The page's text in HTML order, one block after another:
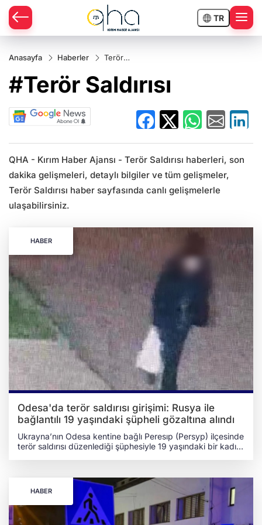
TR
Anasayfa Haberler
Terör
#Terör Saldırısı
QHA - Kırım Haber Ajansı - Terör Saldırısı haberleri, son
dakika gelişmeleri, detaylı bilgiler ve tüm gelişmeler,
Terör Saldırısı haber sayfasında canlı gelişmelerle
ulaşabilirsiniz.
HABER
Odesa'da terör saldırısı girişimi: Rusya ile
bağlantılı 19 yaşındaki şüpheli gözaltına alındı
Ukrayna’nın Odesa kentine bağlı Peresıp (Persyp) ilçesinde
terör saldırısı düzenlediği şüphesiyle 19 yaşındaki bir kadın
Bölgesi Polis Teşkilatı ve Odesa Bölge Savcılığı tarafından 1
Nisan 2026 tarihinde yapıldı. RUSYA'NIN TOPLUM İÇİNDE
PANİĞE YOL AÇMA GİRİŞİMİ İFŞA EDİLDİ “Telegram”
uygulaması aracılığıyla Rus ajanlardan teklif alan ve
Ukrayna’nın aleyhine çalışmayı kabul ettiği tespit edilen
HABER